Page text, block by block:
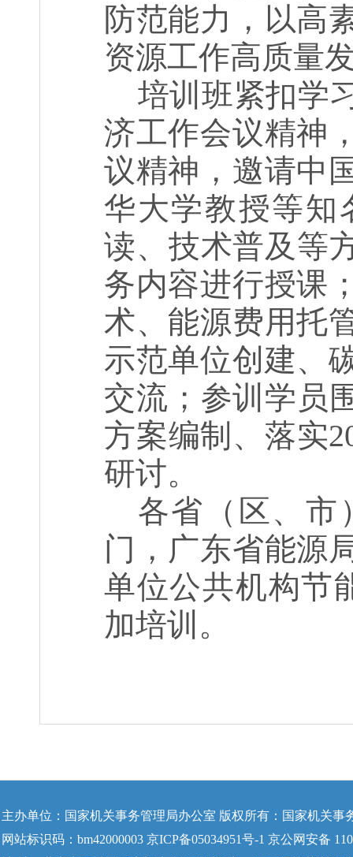
防范能力，以高
资源工作高质量
培训班紧扣学
济工作会议精神
议精神，邀请中
华大学教授等知
读、技术普及等
务内容进行授课
术、能源费用托
示范单位创建、
交流；参训学员
方案编制、落实
研讨。
各省（区、市
门，广东省能源
单位公共机构节
加培训。
主办单位：国家机关事务管理局办公室 版权所有：国家机关事
网站标识码：bm42000003 京ICP备05034951号-1 京公网安备